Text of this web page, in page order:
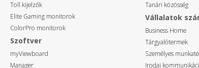
Toll kijelzők
Elite Gaming monitorok
ColorPro monitorok
Szoftver
myViewboard
Manager
Tanári közösség
Vállalatok
Business Home
Tárgyalótermek
Személyes
Irodai